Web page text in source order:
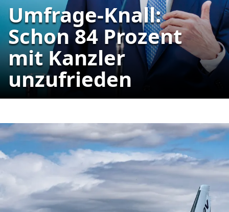
Umfrage-Knall:
Schon 84 Prozent
mit Kanzler
unzufrieden